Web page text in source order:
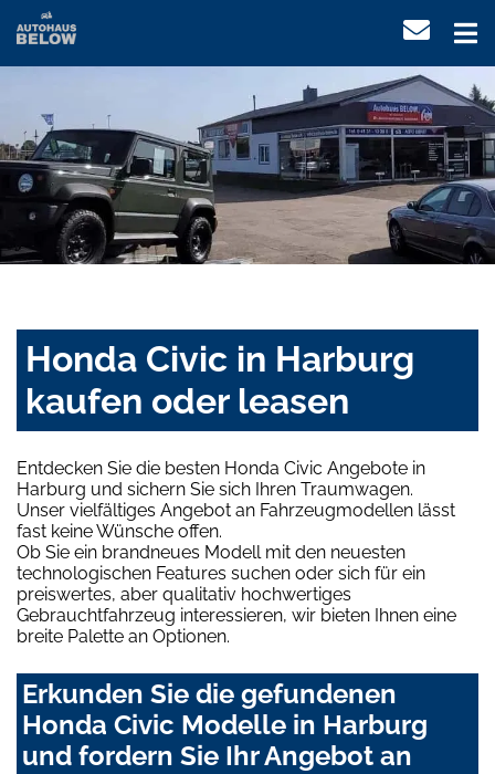
Honda Civic in Harburg
kaufen oder leasen
Entdecken Sie die besten Honda Civic Angebote in
Harburg und sichern Sie sich Ihren Traumwagen.
Unser vielfältiges Angebot an Fahrzeugmodellen lässt
fast keine Wünsche offen.
Ob Sie ein brandneues Modell mit den neuesten
technologischen Features suchen oder sich für ein
preiswertes, aber qualitativ hochwertiges
Gebrauchtfahrzeug interessieren, wir bieten Ihnen eine
breite Palette an Optionen.
Erkunden Sie die gefundenen
Honda Civic Modelle in Harburg
und fordern Sie Ihr Angebot an